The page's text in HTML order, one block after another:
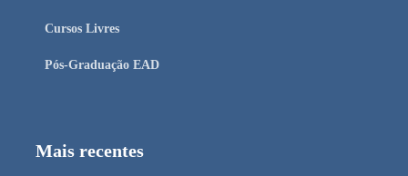
Cursos Livres
Pós-Graduação EAD
Mais recentes